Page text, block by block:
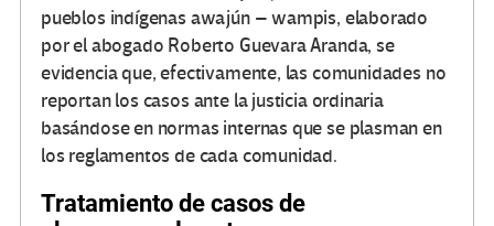
pueblos indígenas awajún – wampis, elaborado
por el abogado Roberto Guevara Aranda, se
evidencia que, efectivamente, las comunidades no
reportan los casos ante la justicia ordinaria
basándose en normas internas que se plasman en
los reglamentos de cada comunidad.